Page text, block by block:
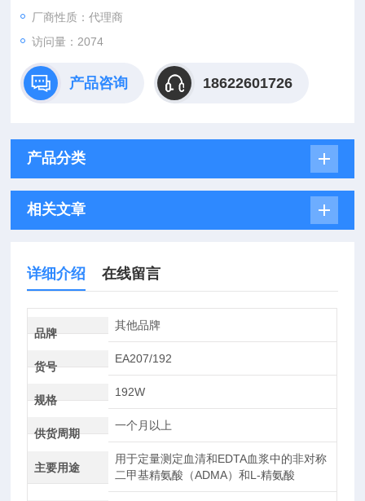
厂商性质：代理商
访问量：2074
产品咨询 18622601726
产品分类
相关文章
详细介绍 在线留言
品牌
其他品牌
货号
EA207/192
规格
192W
供货周期
一个月以上
主要用途
用于定量测定血清和EDTA血浆中的非对称
二甲基精氨酸（ADMA）和L-精氨酸